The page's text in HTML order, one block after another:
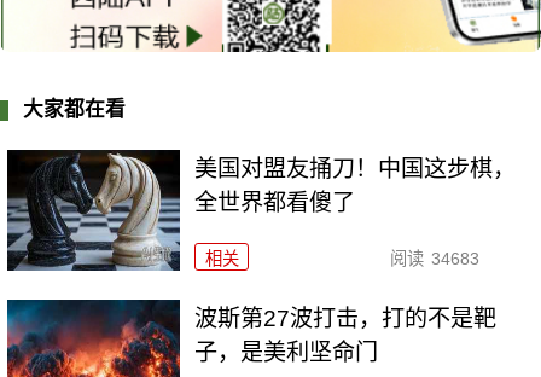
大家都在看
美国对盟友捅刀！中国这步棋，
全世界都看傻了
相关 阅读 34683
波斯第27波打击，打的不是靶
子，是美利坚命门